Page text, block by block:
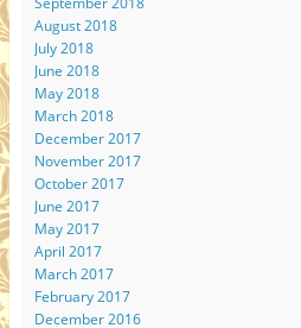
August 2018
July 2018
June 2018
May 2018
March 2018
December 2017
November 2017
October 2017
June 2017
May 2017
April 2017
March 2017
February 2017
December 2016